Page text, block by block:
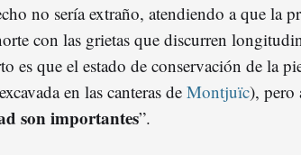
no sería extraño, atendiendo a que la
con las grietas que discurren
es que el estado de conservación de la
en las canteras de Montjuïc), pero
son importantes”.